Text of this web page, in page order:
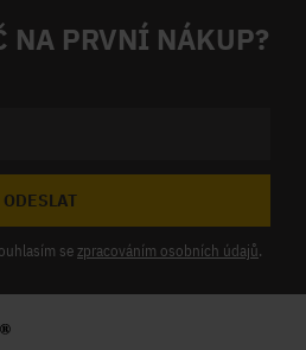
NA PRVNÍ NÁKUP?
ODESLAT
sezpracováním osobních údajů.